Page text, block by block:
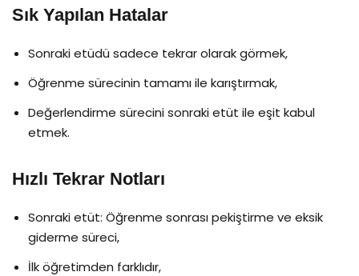
Sık Yapılan Hatalar
Sonraki etüdü sadece tekrar olarak görmek,
Öğrenme sürecinin tamamı ile karıştırmak,
Değerlendirme sürecini sonraki etüt ile eşit kabul
etmek.
Hızlı Tekrar Notları
Sonraki etüt: Öğrenme sonrası pekiştirme ve eksik
giderme süreci,
İlk öğretimden farklıdır,